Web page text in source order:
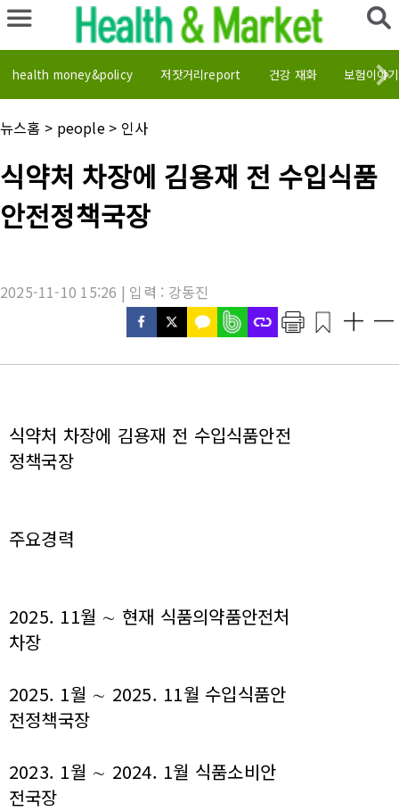
health money&policy 저잣거리report 건강 재화 보험이야기
채
널
:
뉴스홈 > people> 인사
기
사
목
식약처 차장에 김용재 전 수입식품
안전정책국장
2025-11-10 15:26 | 입력 : 강동진
식약처 차장에 김용재 전 수입식품안전
정책국장
주요경력
2025. 11월 ∼ 현재 식품의약품안전처
차장
2025. 1월 ∼ 2025. 11월 수입식품안
전정책국장
2023. 1월 ∼ 2024. 1월 식품소비안
전국장